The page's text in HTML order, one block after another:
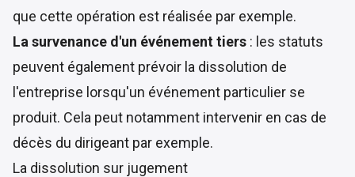
que cette opération est réalisée par exemple.
La survenance d'un événement tiers : les statuts
peuvent également prévoir la dissolution de
l'entreprise lorsqu'un événement particulier se
produit. Cela peut notamment intervenir en cas de
décès du dirigeant par exemple.
La dissolution sur jugement